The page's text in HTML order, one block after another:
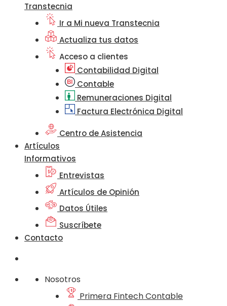
Transtecnia
Ir a Mi nueva Transtecnia
Actualiza tus datos
Acceso a clientes
Contabilidad Digital
Contable
Remuneraciones Digital
Factura Electrónica Digital
Centro de Asistencia
Artículos
Informativos
Entrevistas
Artículos de Opinión
Datos Útiles
Suscríbete
Contacto
Nosotros
Primera Fintech Contable